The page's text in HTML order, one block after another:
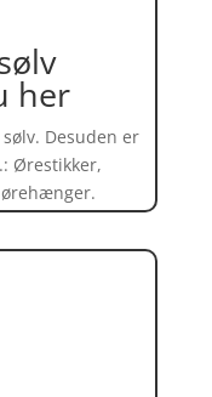
her
Desuden er
Ørestikker,